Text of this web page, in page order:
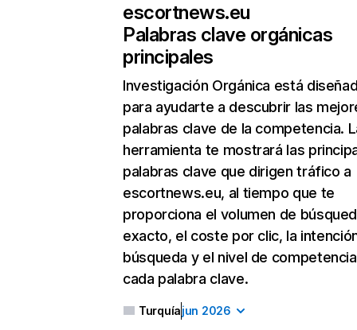
escortnews.eu
Palabras clave orgánicas
principales
Investigación Orgánica está
para ayudarte a descubrir las
palabras clave de la competencia.
herramienta te mostrará las
palabras clave que dirigen tráfico a
escortnews.eu, al tiempo que te
proporciona el volumen de
exacto, el coste por clic, la
búsqueda y el nivel de
cada palabra clave.
Turquíajun 2026